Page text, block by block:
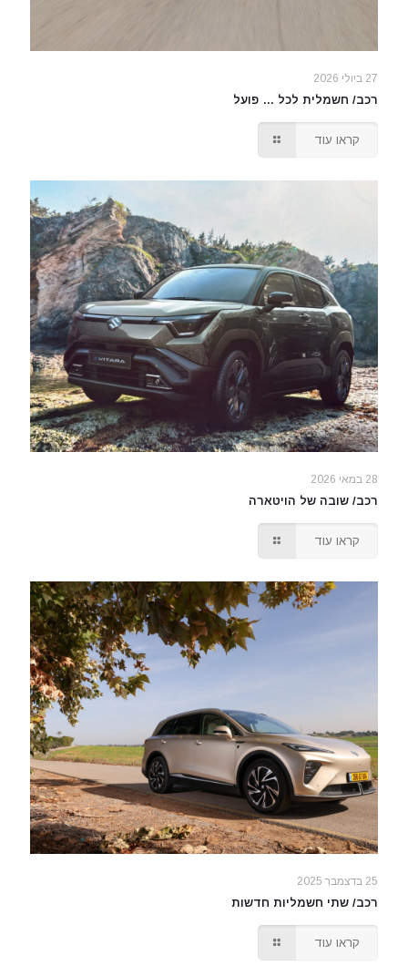
27 ביולי 2026
רכב/ חשמלית לכל … פועל
קראו עוד
28 במאי 2026
רכב/ שובה של הויטארה
קראו עוד
25 בדצמבר 2025
רכב/ שתי חשמליות חדשות
קראו עוד